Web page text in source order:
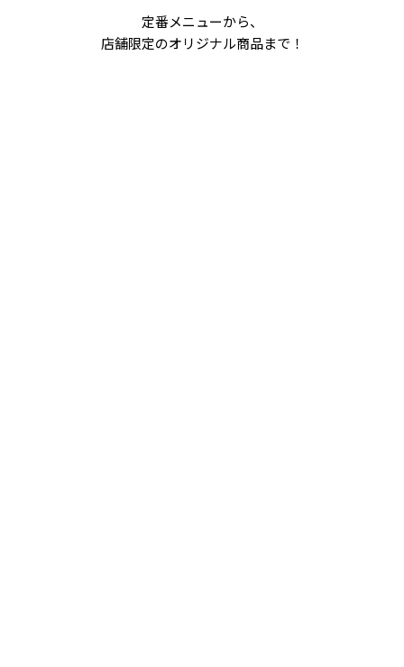
定番メニューから、
店舗限定のオリジナル商品まで！